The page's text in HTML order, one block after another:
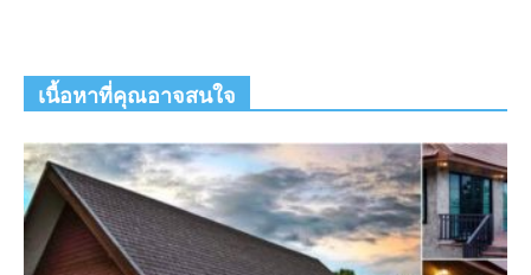
เนื้อหาที่คุณอาจสนใจ